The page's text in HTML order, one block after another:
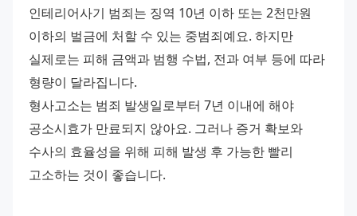
인테리어사기 범죄는 징역 10년 이하 또는 2천만원
이하의 벌금에 처할 수 있는 중범죄예요. 하지만
실제로는 피해 금액과 범행 수법, 전과 여부 등에 따라
형량이 달라집니다.
형사고소는 범죄 발생일로부터 7년 이내에 해야
공소시효가 만료되지 않아요. 그러나 증거 확보와
수사의 효율성을 위해 피해 발생 후 가능한 빨리
고소하는 것이 좋습니다.